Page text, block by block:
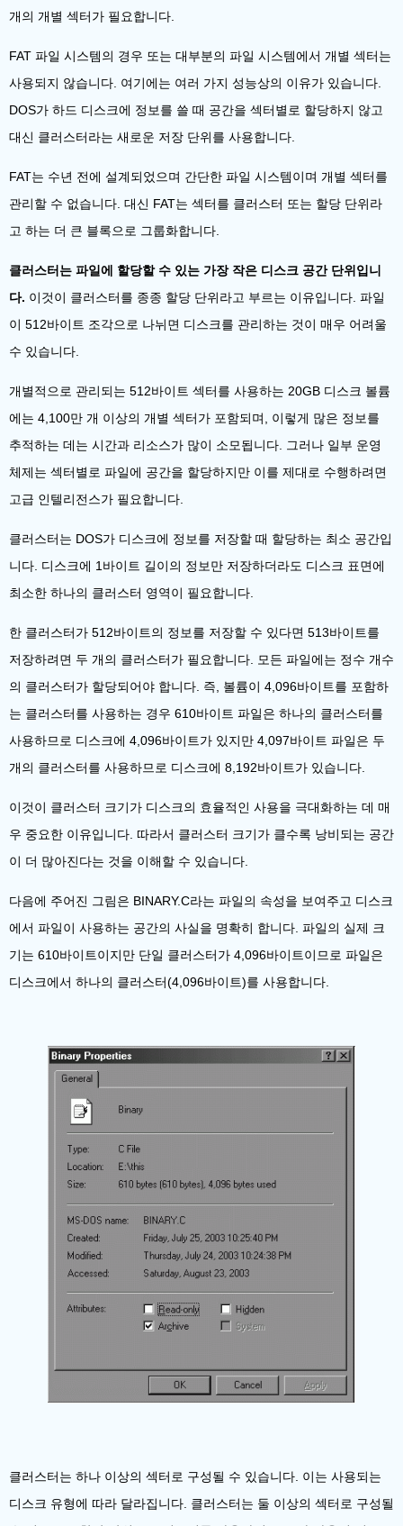
개의 개별 섹터가 필요합니다.
FAT 파일 시스템의 경우 또는 대부분의 파일 시스템에서 개별 섹터는
사용되지 않습니다. 여기에는 여러 가지 성능상의 이유가 있습니다.
DOS가 하드 디스크에 정보를 쓸 때 공간을 섹터별로 할당하지 않고
대신 클러스터라는 새로운 저장 단위를 사용합니다.
FAT는 수년 전에 설계되었으며 간단한 파일 시스템이며 개별 섹터를
관리할 수 없습니다. 대신 FAT는 섹터를 클러스터 또는 할당 단위라
고 하는 더 큰 블록으로 그룹화합니다.
클러스터는 파일에 할당할 수 있는 가장 작은 디스크 공간 단위입니
다. 이것이 클러스터를 종종 할당 단위라고 부르는 이유입니다. 파일
이 512바이트 조각으로 나뉘면 디스크를 관리하는 것이 매우 어려울
수 있습니다.
개별적으로 관리되는 512바이트 섹터를 사용하는 20GB 디스크 볼륨
에는 4,100만 개 이상의 개별 섹터가 포함되며, 이렇게 많은 정보를
추적하는 데는 시간과 리소스가 많이 소모됩니다. 그러나 일부 운영
체제는 섹터별로 파일에 공간을 할당하지만 이를 제대로 수행하려면
고급 인텔리전스가 필요합니다.
클러스터는 DOS가 디스크에 정보를 저장할 때 할당하는 최소 공간입
니다. 디스크에 1바이트 길이의 정보만 저장하더라도 디스크 표면에
최소한 하나의 클러스터 영역이 필요합니다.
한 클러스터가 512바이트의 정보를 저장할 수 있다면 513바이트를
저장하려면 두 개의 클러스터가 필요합니다. 모든 파일에는 정수 개수
의 클러스터가 할당되어야 합니다. 즉, 볼륨이 4,096바이트를 포함하
는 클러스터를 사용하는 경우 610바이트 파일은 하나의 클러스터를
사용하므로 디스크에 4,096바이트가 있지만 4,097바이트 파일은 두
개의 클러스터를 사용하므로 디스크에 8,192바이트가 있습니다.
이것이 클러스터 크기가 디스크의 효율적인 사용을 극대화하는 데 매
우 중요한 이유입니다. 따라서 클러스터 크기가 클수록 낭비되는 공간
이 더 많아진다는 것을 이해할 수 있습니다.
다음에 주어진 그림은 BINARY.C라는 파일의 속성을 보여주고 디스크
에서 파일이 사용하는 공간의 사실을 명확히 합니다. 파일의 실제 크
기는 610바이트이지만 단일 클러스터가 4,096바이트이므로 파일은
디스크에서 하나의 클러스터(4,096바이트)를 사용합니다.
클러스터는 하나 이상의 섹터로 구성될 수 있습니다. 이는 사용되는
디스크 유형에 따라 달라집니다. 클러스터는 둘 이상의 섹터로 구성될